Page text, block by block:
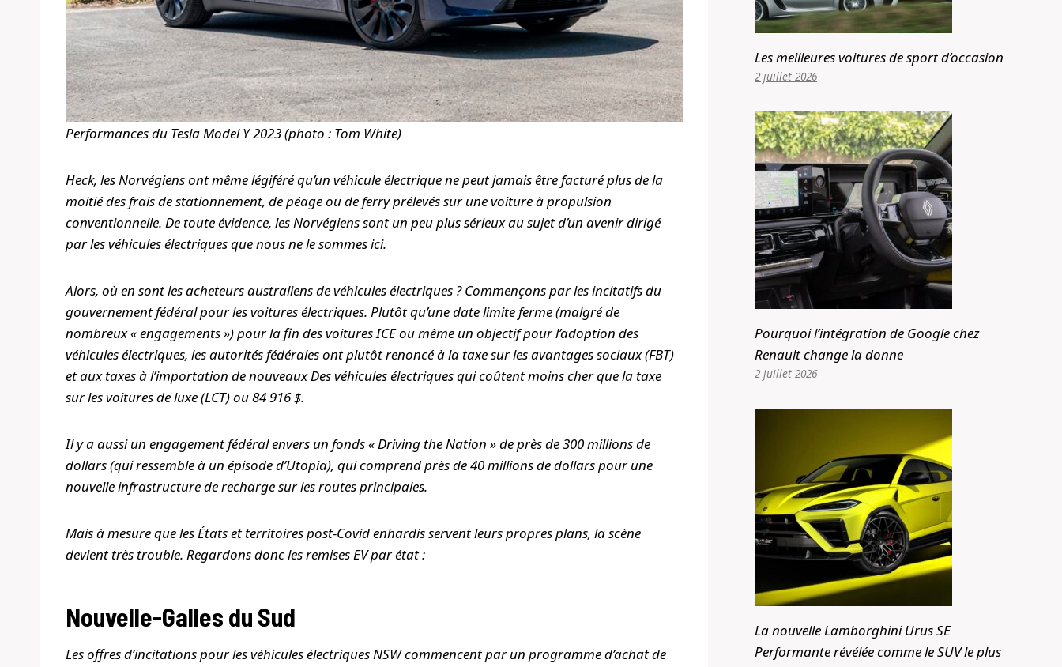
Performances du Tesla Model Y 2023 (photo : Tom White)
Heck, les Norvégiens ont même légiféré qu’un véhicule électrique ne peut jamais être facturé plus de la
moitié des frais de stationnement, de péage ou de ferry prélevés sur une voiture à propulsion
conventionnelle. De toute évidence, les Norvégiens sont un peu plus sérieux au sujet d’un avenir dirigé
par les véhicules électriques que nous ne le sommes ici.
Alors, où en sont les acheteurs australiens de véhicules électriques ? Commençons par les incitatifs du
gouvernement fédéral pour les voitures électriques. Plutôt qu’une date limite ferme (malgré de
nombreux « engagements ») pour la fin des voitures ICE ou même un objectif pour l’adoption des
véhicules électriques, les autorités fédérales ont plutôt renoncé à la taxe sur les avantages sociaux (FBT)
et aux taxes à l’importation de nouveaux Des véhicules électriques qui coûtent moins cher que la taxe
sur les voitures de luxe (LCT) ou 84 916 $.
Il y a aussi un engagement fédéral envers un fonds « Driving the Nation » de près de 300 millions de
dollars (qui ressemble à un épisode d’Utopia), qui comprend près de 40 millions de dollars pour une
nouvelle infrastructure de recharge sur les routes principales.
Mais à mesure que les États et territoires post-Covid enhardis servent leurs propres plans, la scène
devient très trouble. Regardons donc les remises EV par état :
Nouvelle-Galles du Sud
Les offres d’incitations pour les véhicules électriques NSW commencent par un programme d’achat de
Les meilleures voitures de sport d’occasion
2 juillet 2026
Pourquoi l’intégration de Google chez
Renault change la donne
2 juillet 2026
La nouvelle Lamborghini Urus SE
Performante révélée comme le SUV le plus